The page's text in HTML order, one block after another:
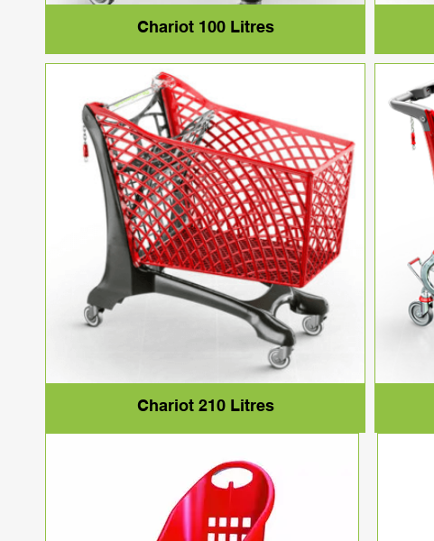
Chariot 100 Litres
Chariot 210 Litres